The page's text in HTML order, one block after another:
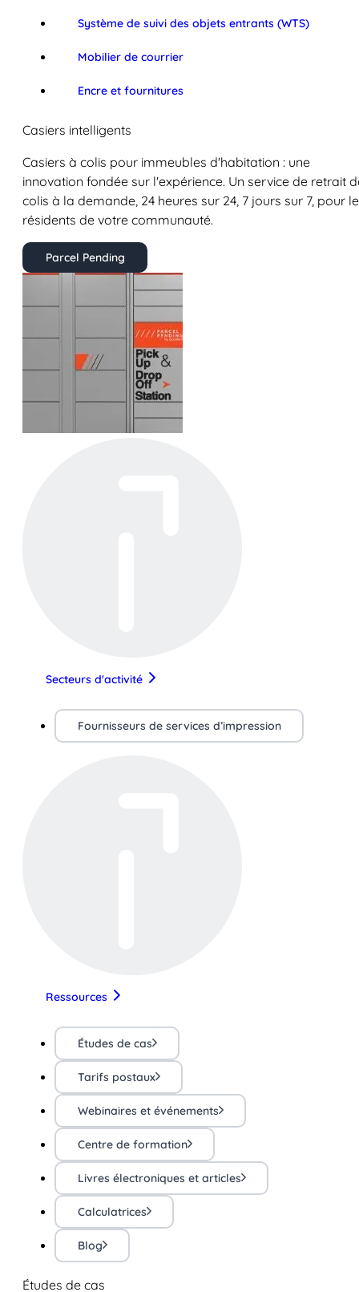
Système de suivi des objets entrants (WTS)
Mobilier de courrier
Encre et fournitures
Casiers intelligents
Casiers à colis pour immeubles d'habitation : une
innovation fondée sur l'expérience. Un service de retrait
colis à la demande, 24 heures sur 24, 7 jours sur 7, pour
résidents de votre communauté.
Parcel Pending
Secteurs d'activité
Fournisseurs de services d’impression
Ressources
Études de cas
Tarifs postaux
Webinaires et événements
Centre de formation
Livres électroniques et articles
Calculatrices
Blog
Études de cas